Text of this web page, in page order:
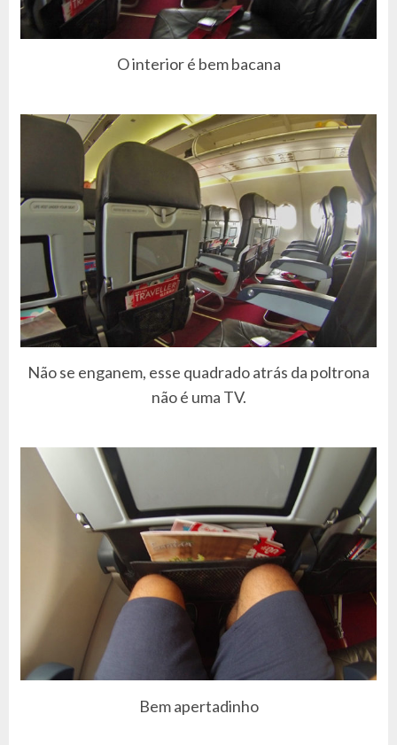
O interior é bem bacana
Não se enganem, esse quadrado atrás da poltrona
não é uma TV.
Bem apertadinho